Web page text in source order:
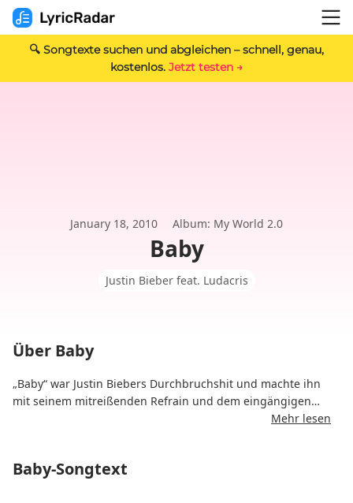
🔍 Songtexte suchen und abgleichen – schnell, genau,
kostenlos. Jetzt testen →
January 18, 2010 Album: My World 2.0
Baby
Justin Bieber feat. Ludacris
Über Baby
„Baby“ war Justin Biebers Durchbruchshit und machte ihn
mit seinem mitreißenden Refrain und dem eingängigen
die Energie des Teenie-Pop mit sanften R&B-Einflüssen,
Mehr lesen
Baby-Songtext